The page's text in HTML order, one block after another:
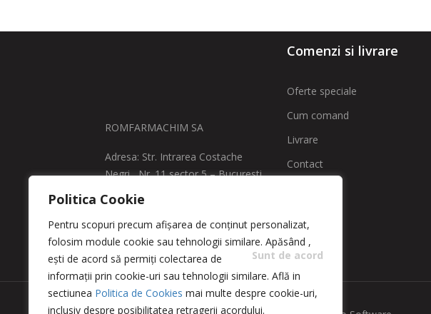
Politica Cookie
Pentru scopuri precum afișarea de conținut personalizat,
folosim module cookie sau tehnologii similare. Apăsând
Sunt de acord
,
ești de acord să permiți colectarea de
informații prin cookie-uri sau tehnologii similare. Află in
sectiunea Politica de Cookies mai multe despre cookie-uri,
inclusiv despre posibilitatea retragerii acordului.
ROMFARMACHIM SA
Adresa: Str. Intrarea Costache
Negri , Nr. 11 sector 5 – Bucuresti
comenzi@greencosmetic.ro
0213166480 / 0213162760
Comenzi si livrare
Oferte speciale
Cum comand
Livrare
Contact